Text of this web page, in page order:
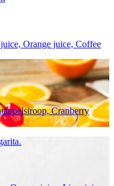
Orange juice, Coffee
Cranberry